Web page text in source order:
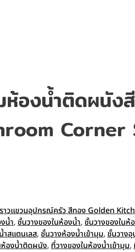
ห้องน้ำติดผนั
Corner
าวแขวนอุปกรณ์ครัว สีทอง Golden
น้ำ, ชั้นวางของในห้องน้ำ, ชั้นวางของในห้
ำสแตนเลส, ชั้นวางห้องน้ำเข้ามุม, ชั้นวาง
ห้องน้ำติดผนัง, ที่วางของในห้องน้ำเข้ามุม,